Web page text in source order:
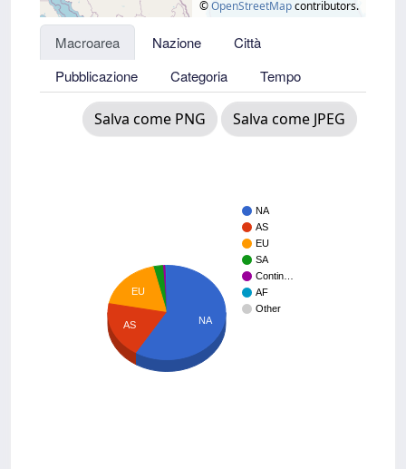
©OpenStreetMapcontributors.
Macroarea Nazione
Città
Pubblicazione
Categoria Tempo
Salva come PNG Salva come JPEG
NA
AS
EU
SA
Contin…
AF
Other
EU
AS NA